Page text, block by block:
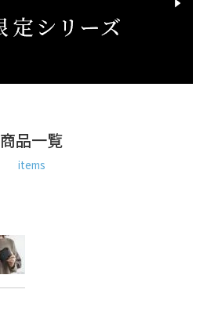
商品一覧
items